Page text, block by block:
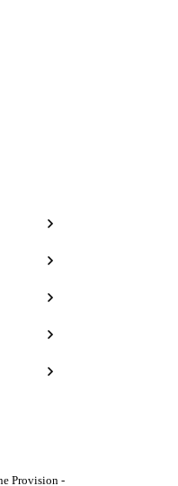
Provision -